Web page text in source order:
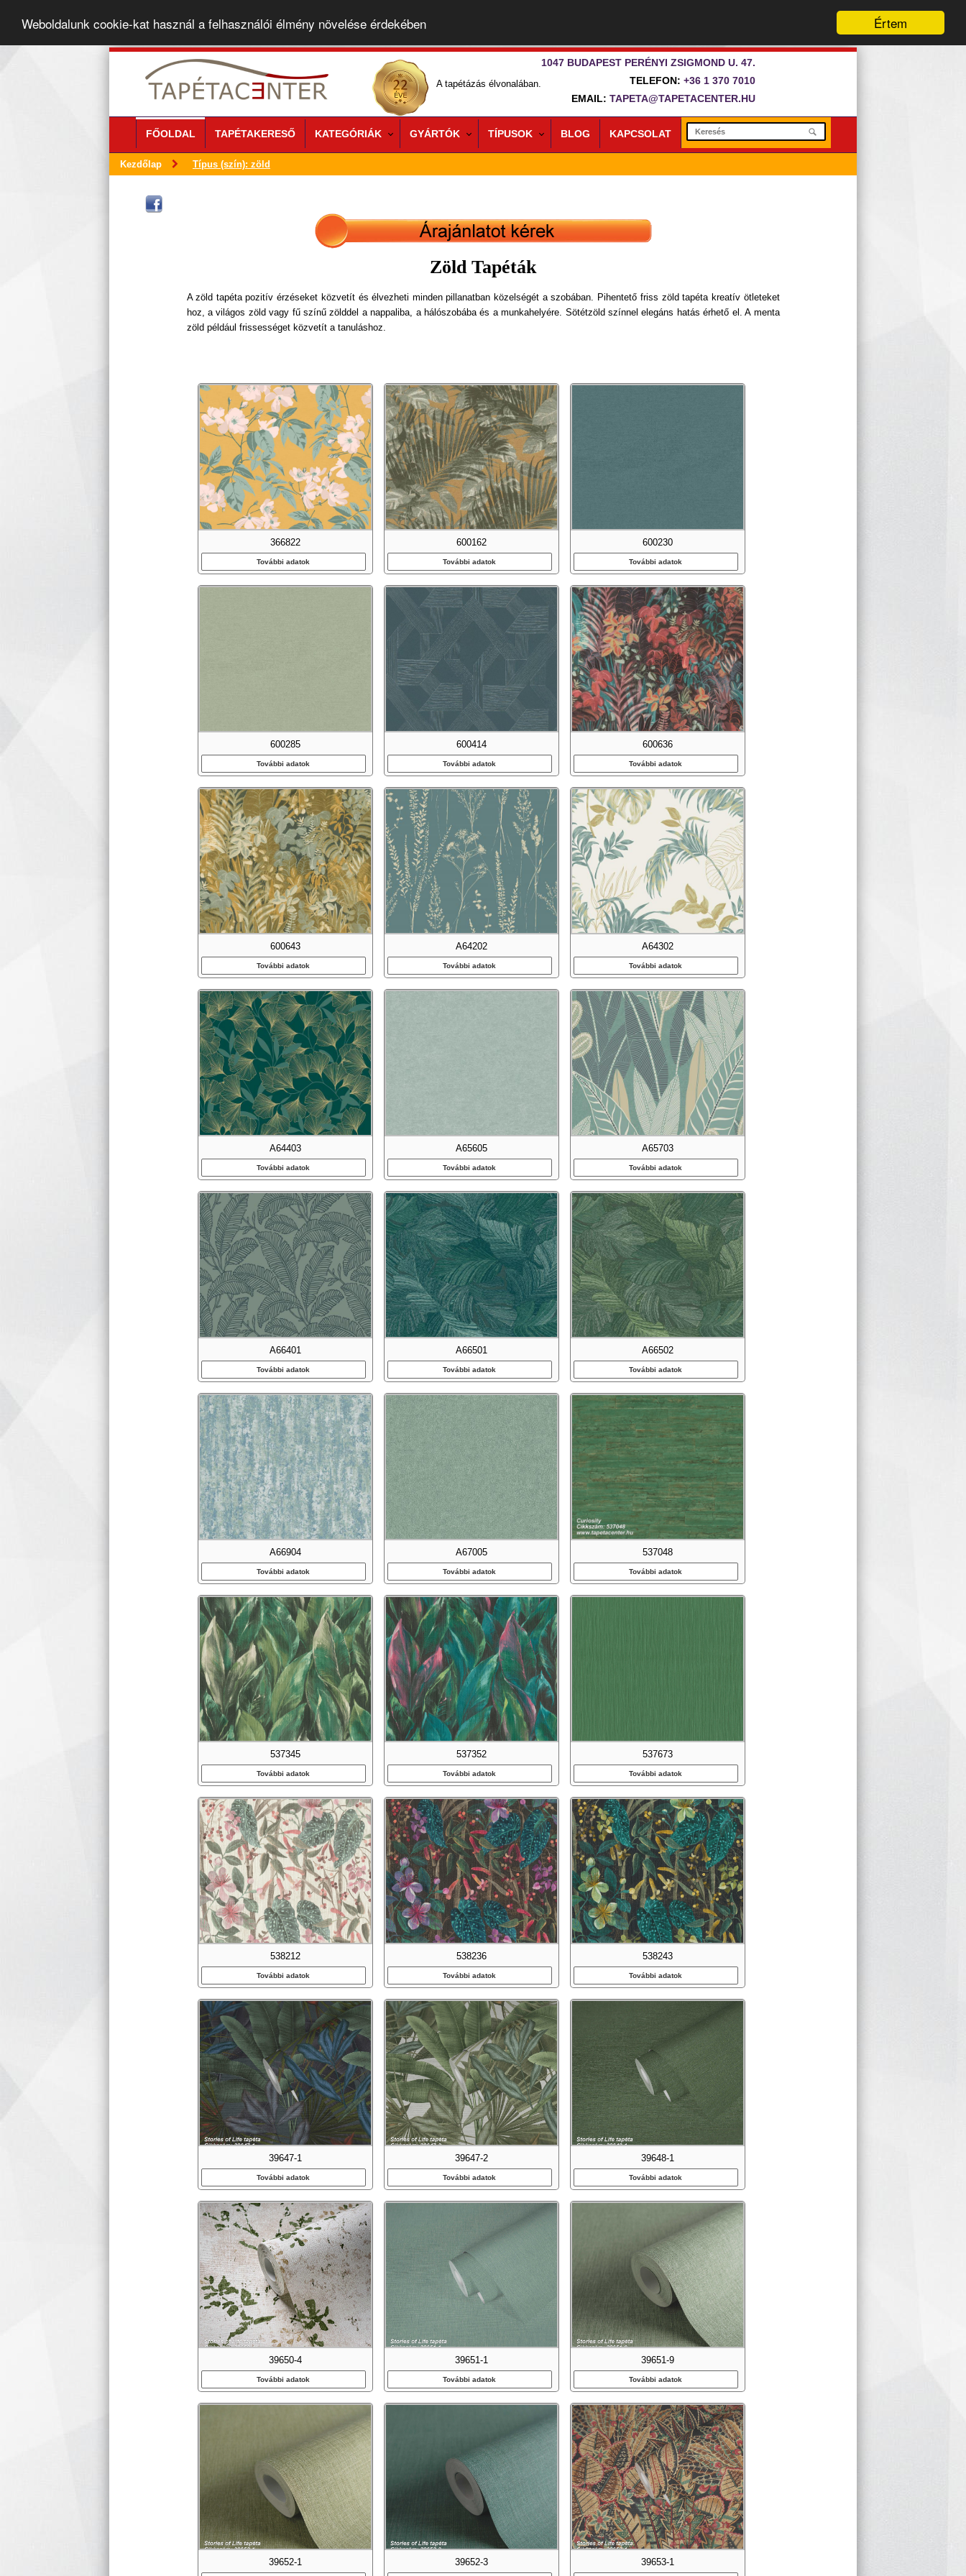
Értem
Weboldalunk cookie-kat használ a felhasználói élmény növelése érdekében
A tapétázás élvonalában.
1047 BUDAPEST PERÉNYI ZSIGMOND U. 47.
TELEFON: +36 1 370 7010
EMAIL: TAPETA@TAPETACENTER.HU
FŐOLDAL TAPÉTAKERESŐ KATEGÓRIÁK GYÁRTÓK TÍPUSOK BLOG KAPCSOLAT
Kezdőlap Típus (szín): zöld
Zöld Tapéták
A zöld tapéta pozitív érzéseket közvetít és élvezheti minden pillanatban közelségét a szobában. Pihentető friss zöld tapéta kreatív ötleteket
hoz, a világos zöld vagy fű színű zölddel a nappaliba, a hálószobába és a munkahelyére. Sötétzöld színnel elegáns hatás érhető el. A menta
zöld például frissességet közvetít a tanuláshoz.
366822
További adatok
600162
További adatok
600230
További adatok
600285
További adatok
600414
További adatok
600636
További adatok
600643
További adatok
A64202
További adatok
A64302
További adatok
A64403
További adatok
A65605
További adatok
A65703
További adatok
A66401
További adatok
A66501
További adatok
A66502
További adatok
A66904
További adatok
A67005
További adatok
537048
További adatok
537345
További adatok
537352
További adatok
537673
További adatok
538212
További adatok
538236
További adatok
538243
További adatok
39647-1
További adatok
39647-2
További adatok
39648-1
További adatok
39650-4
További adatok
39651-1
További adatok
39651-9
További adatok
39652-1 39652-3 39653-1